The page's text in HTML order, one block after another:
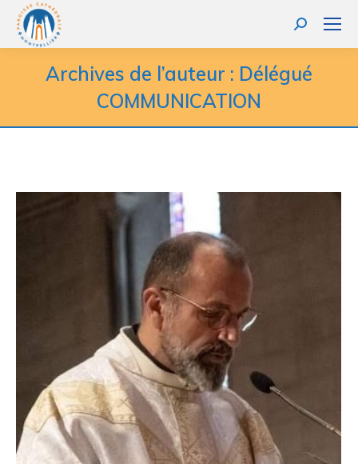
Recherche
:
Archives de l’auteur : Délégué
COMMUNICATION